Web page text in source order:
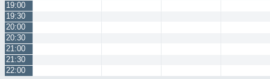
19:00
19:30
20:00
20:30
21:00
21:30
22:00